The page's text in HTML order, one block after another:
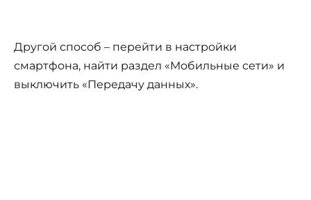
Другой способ – перейти в настройки
смартфона, найти раздел «Мобильные сети» и
выключить «Передачу данных».